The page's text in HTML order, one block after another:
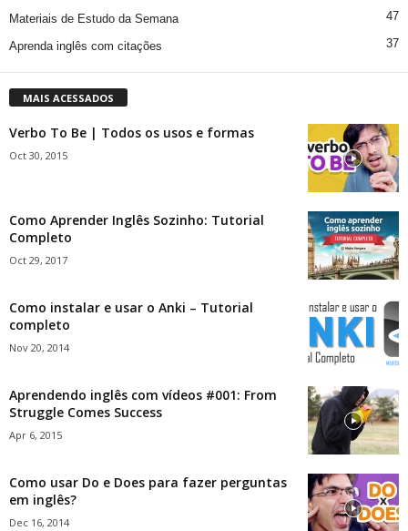
Materiais de Estudo da Semana 47
Aprenda inglês com citações 37
MAIS ACESSADOS
Verbo To Be | Todos os usos e formas
Oct 30, 2015
Como Aprender Inglês Sozinho: Tutorial
Completo
Oct 29, 2017
Como instalar e usar o Anki – Tutorial
completo
Nov 20, 2014
Aprendendo inglês com vídeos #001: From
Struggle Comes Success
Apr 6, 2015
Como usar Do e Does para fazer perguntas
em inglês?
Dec 16, 2014